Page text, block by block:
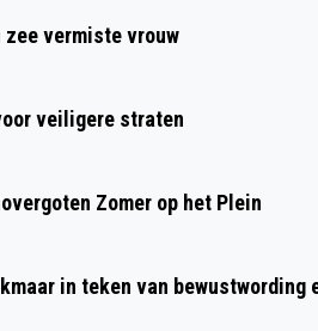
vermiste vrouw
veiligere straten
Zomer op het Plein
in teken van bewustwording